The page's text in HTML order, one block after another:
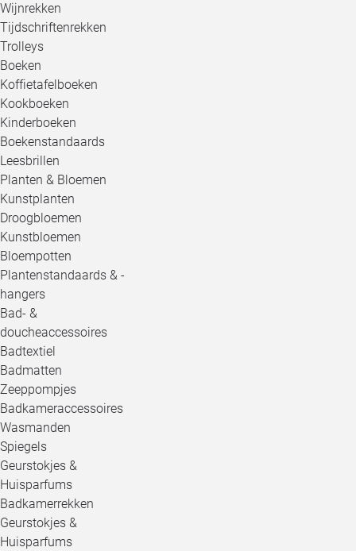
Wijnrekken
Tijdschriftenrekken
Trolleys
Boeken
Koffietafelboeken
Kookboeken
Kinderboeken
Boekenstandaards
Leesbrillen
Planten & Bloemen
Kunstplanten
Droogbloemen
Kunstbloemen
Bloempotten
Plantenstandaards & -
hangers
Bad- &
doucheaccessoires
Badtextiel
Badmatten
Zeeppompjes
Badkameraccessoires
Wasmanden
Spiegels
Geurstokjes &
Huisparfums
Badkamerrekken
Geurstokjes &
Huisparfums